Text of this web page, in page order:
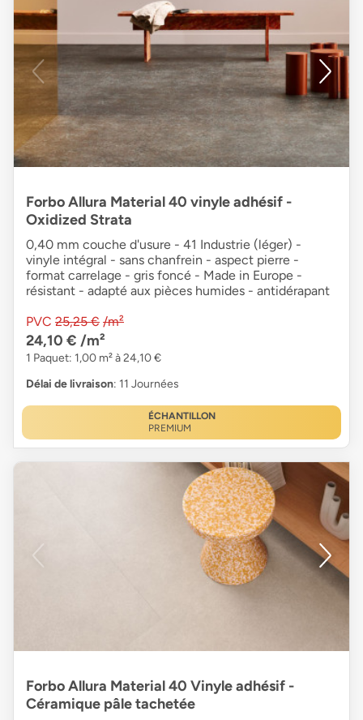
Forbo Allura Material 40 vinyle adhésif -
Oxidized Strata
0,40 mm couche d'usure - 41 Industrie (léger) -
vinyle intégral - sans chanfrein - aspect pierre -
format carrelage - gris foncé - Made in Europe -
résistant - adapté aux pièces humides - antidérapant
PVC 25,25 € /m²
24,10 € /m²
1 Paquet: 1,00 m² à 24,10 €
Délai de livraison: 11 Journées
ÉCHANTILLON
PREMIUM
Forbo Allura Material 40 Vinyle adhésif -
Céramique pâle tachetée